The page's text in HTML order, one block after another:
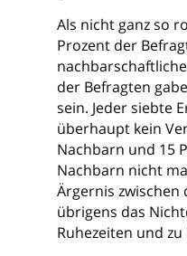
Als nicht ganz so
Prozent der
der Befragten
sein. Jeder siebte
überhaupt kein
Nachbarn und 15
Nachbarn nicht
Ärgernis zwischen
übrigens das
Ruhezeiten und